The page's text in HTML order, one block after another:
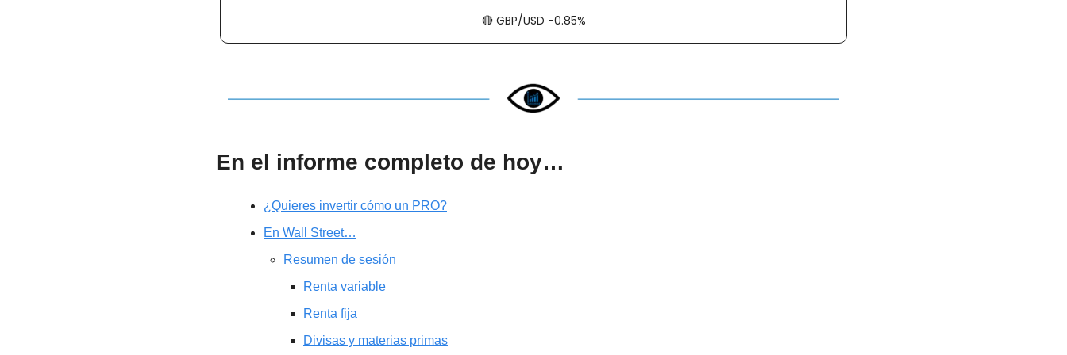
🔴​​​​ GBP/USD -0.85%
En el informe completo de hoy…
¿Quieres invertir cómo un PRO?
En Wall Street…
Resumen de sesión
Renta variable
Renta fija
Divisas y materias primas